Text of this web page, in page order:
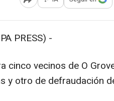
Abrir opciones para compartir
PRESS) -
cinco vecinos de O
y otro de defraudación